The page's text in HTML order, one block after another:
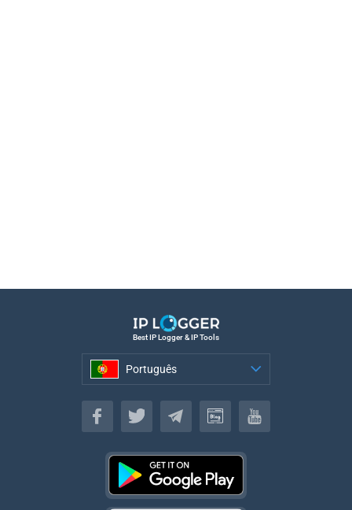
Best IP Logger & IP Tools
Português
Português